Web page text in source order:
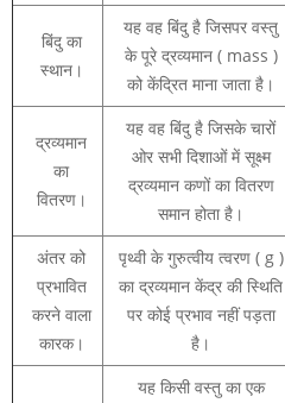
बिंदु का
स्थान।
यह वह बिंदु है जिसपर वस्तु
के पूरे द्रव्यमान ( mass )
को केंद्रित माना जाता है।
द्रव्यमान
का
वितरण।
यह वह बिंदु है जिसके चारों
ओर सभी दिशाओं में सूक्ष्म
द्रव्यमान कणों का वितरण
समान होता है।
अंतर को
प्रभावित
करने वाला
कारक।
पृथ्वी के गुरुत्वीय त्वरण ( g )
का द्रव्यमान केंद्र की स्थिति
पर कोई प्रभाव नहीं पड़ता
है।
यह किसी वस्तु का एक